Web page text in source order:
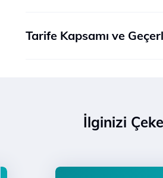
Tarife Kapsamı ve
İlginizi